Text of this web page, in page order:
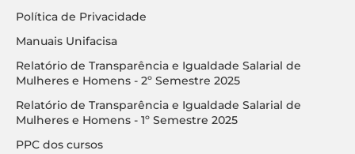
Política de Privacidade
Manuais Unifacisa
Relatório de Transparência e Igualdade Salarial de
Mulheres e Homens - 2º Semestre 2025
Relatório de Transparência e Igualdade Salarial de
Mulheres e Homens - 1º Semestre 2025
PPC dos cursos